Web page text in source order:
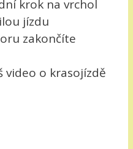
krok na vrchol
jízdu
zakončíte
video o krasojízdě